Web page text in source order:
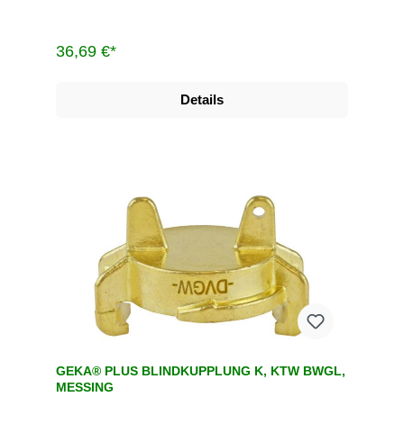
36,69 €*
Details
GEKA® PLUS BLINDKUPPLUNG K, KTW BWGL,
MESSING